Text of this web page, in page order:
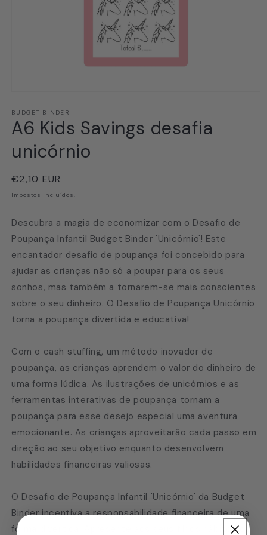
multimédia
1
em
BUDGET BINDER
A6 Kids Savings desafia
unicórnio
Preço
normal
€2,10 EUR
Impostos incluídos.
Descubra a magia de economizar com o Desafio de
Poupança Infantil Budget Binder 'Unicórnio'! Este
encantador desafio de poupança foi concebido para
ajudar as crianças não só a poupar para os seus
sonhos, mas também a tornarem-se mais conscientes
sobre o seu dinheiro. O Desafio de Poupança Unicórnio
torna a poupança divertida e educativa!
Com o cash stuffing, um método inovador de
poupança, as crianças aprendem o valor do dinheiro de
uma forma lúdica. As ilustrações de unicórnios e as
ferramentas interativas de poupança tornam a
poupança para esse desejo especial uma aventura
emocionante. As crianças aproveitarão cada passo em
direção ao seu objetivo enquanto desenvolvem
habilidades financeiras valiosas.
O Desafio de Poupança Infantil 'Unicórnio' da Budget
Binder incentiva a responsabilidade financeira de uma
forma divertida. Apresente aos seus filhos hábitos de